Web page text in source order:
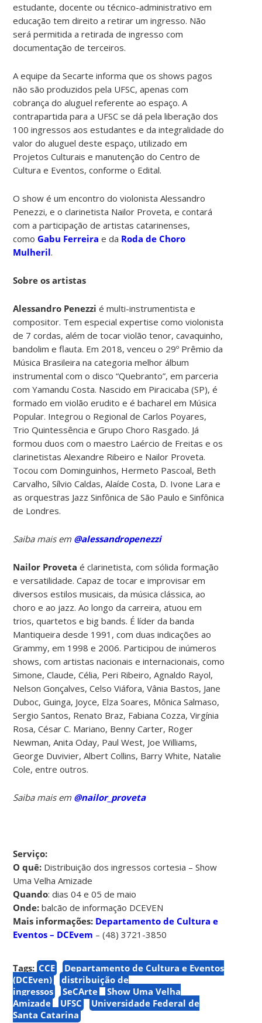
estudante, docente ou técnico-administrativo em
educação tem direito a retirar um ingresso. Não
será permitida a retirada de ingresso com
documentação de terceiros.
A equipe da Secarte informa que os shows pagos
não são produzidos pela UFSC, apenas com
cobrança do aluguel referente ao espaço. A
contrapartida para a UFSC se dá pela liberação dos
100 ingressos aos estudantes e da integralidade do
valor do aluguel deste espaço, utilizado em
Projetos Culturais e manutenção do Centro de
Cultura e Eventos, conforme o Edital.
O show é um encontro do violonista Alessandro
Penezzi, e o clarinetista Nailor Proveta, e contará
com a participação de artistas catarinenses,
comoGabu Ferreira e da Roda de Choro
Mulheril.
Sobre os artistas
Alessandro Penezzié multi-instrumentista e
compositor. Tem especial expertise como violonista
de 7 cordas, além de tocar violão tenor, cavaquinho,
bandolim e flauta. Em 2018, venceu o 29º Prêmio da
Música Brasileira na categoria melhor álbum
instrumental com o disco “Quebranto”, em parceria
com Yamandu Costa. Nascido em Piracicaba (SP), é
formado em violão erudito e é bacharel em Música
Popular. Integrou o Regional de Carlos Poyares,
Trio Quintessência e Grupo Choro Rasgado. Já
formou duos com o maestro Laércio de Freitas e os
clarinetistas Alexandre Ribeiro e Nailor Proveta.
Tocou com Dominguinhos, Hermeto Pascoal, Beth
Carvalho, Sílvio Caldas, Alaíde Costa, D. Ivone Lara e
as orquestras Jazz Sinfônica de São Paulo e Sinfônica
de Londres.
Saiba mais em @alessandropenezzi
Nailor Provetaé clarinetista, com sólida formação
e versatilidade. Capaz de tocar e improvisar em
diversos estilos musicais, da música clássica, ao
choro e ao jazz. Ao longo da carreira, atuou em
trios, quartetos e big bands. É líder da banda
Mantiqueira desde 1991, com duas indicações ao
Grammy, em 1998 e 2006. Participou de inúmeros
shows, com artistas nacionais e internacionais, como
Simone, Claude, Célia, Peri Ribeiro, Agnaldo Rayol,
Nelson Gonçalves, Celso Viáfora, Vânia Bastos, Jane
Duboc, Guinga, Joyce, Elza Soares, Mônica Salmaso,
Sergio Santos, Renato Braz, Fabiana Cozza, Virgínia
Rosa, César C. Mariano, Benny Carter, Roger
Newman, Anita Oday, Paul West, Joe Williams,
George Duvivier, Albert Collins, Barry White, Natalie
Cole, entre outros.
Saiba mais em @nailor_proveta
Serviço:
O quê: Distribuição dos ingressos cortesia – Show
Uma Velha Amizade
Quando: dias 04 e 05 de maio
Onde: balcão de informação DCEVEN
Mais informações: Departamento de Cultura e
Eventos – DCEvem – (48) 3721-3850
Tags: CCE
Departamento de Cultura e Eventos
(DCEven)
distribuição de
ingressos
SeCArte
Show Uma Velha
Amizade
UFSC
Universidade Federal de
Santa Catarina